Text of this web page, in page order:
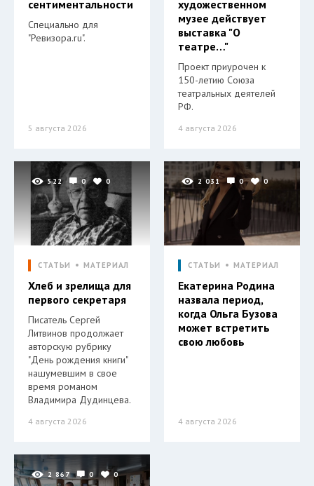
сентиментальности
Специально для
"Ревизора.ru".
5 августа 2026
художественном
музее действует
выставка "О
театре…"
Проект приурочен к
150-летию Союза
театральных деятелей
РФ.
4 августа 2026
522 0 0
СТАТЬИ МАТЕРИАЛ
Хлеб и зрелища для
первого секретаря
Писатель Сергей
Литвинов продолжает
авторскую рубрику
"День рождения книги"
нашумевшим в свое
время романом
Владимира Дудинцева.
4 августа 2026
2 031 0 0
СТАТЬИ МАТЕРИАЛ
Екатерина Родина
назвала период,
когда Ольга Бузова
может встретить
свою любовь
4 августа 2026
2 867 0 0